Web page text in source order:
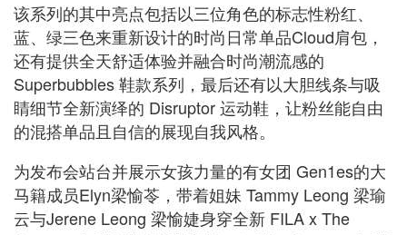
该系列的其中亮点包括以三位角色的标志性粉红、
蓝、绿三色来重新设计的时尚日常单品Cloud肩包，
还有提供全天舒适体验并融合时尚潮流感的
Superbubbles 鞋款系列，最后还有以大胆线条与吸
睛细节全新演绎的 Disruptor 运动鞋，让粉丝能自由
的混搭单品且自信的展现自我风格。
为发布会站台并展示女孩力量的有女团 Gen1es的大
马籍成员Elyn梁愉苓，带着姐妹 Tammy Leong 梁瑜
云与Jerene Leong 梁愉婕身穿全新 FILA x The